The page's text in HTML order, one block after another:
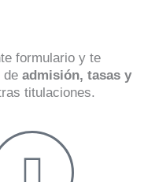
formulario y te
de admisión, tasas y
titulaciones.